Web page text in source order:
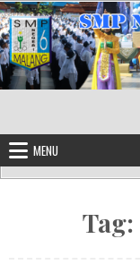
Skip to content
MENU
Tag: